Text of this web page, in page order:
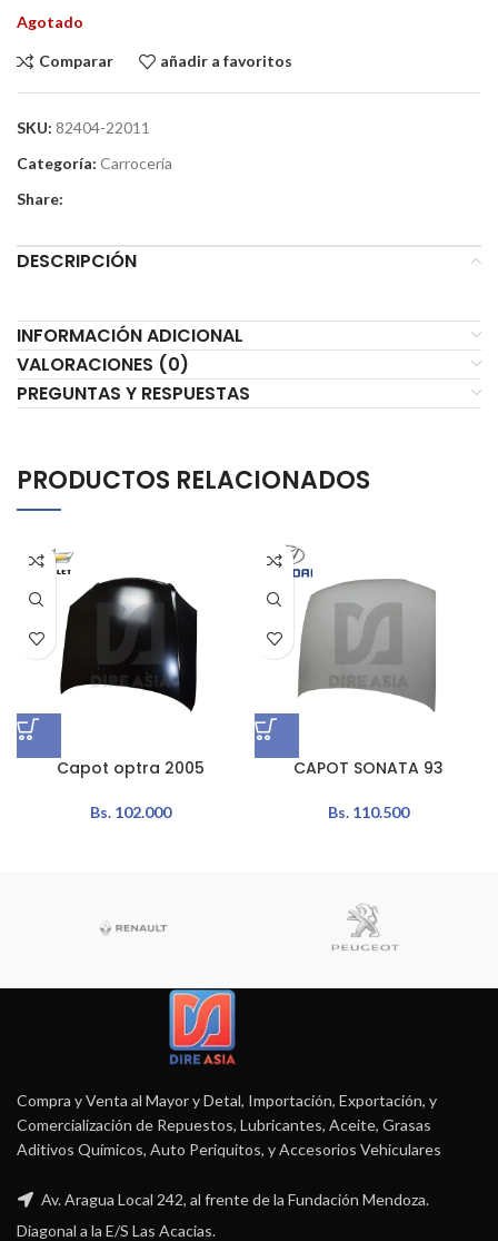
Agotado
Comparar añadir a favoritos
SKU: 82404-22011
Categoría: Carrocería
Share:
DESCRIPCIÓN
INFORMACIÓN ADICIONAL
VALORACIONES (0)
PREGUNTAS Y RESPUESTAS
PRODUCTOS RELACIONADOS
Capot optra 2005
Bs.102.000
CAPOT SONATA 93
Bs.110.500
Compra y Venta al Mayor y Detal, Importación, Exportación, y
Comercialización de Repuestos, Lubricantes, Aceite, Grasas
Aditivos Químicos, Auto Periquitos, y Accesorios Vehiculares
Av. Aragua Local 242, al frente de la Fundación Mendoza.
Diagonal a la E/S Las Acacias.